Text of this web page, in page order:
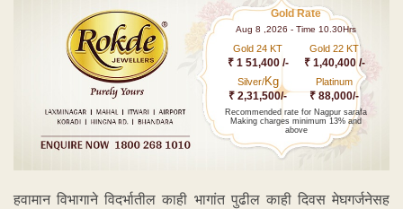
Gold Rate
Aug 8 ,2026 - Time 10.30Hrs
Gold 24 KT
₹ 1 51,400 /-
Gold 22 KT
₹ 1,40,400 /-
Silver/Kg
₹ 2,31,500/-
Platinum
₹ 88,000/-
Recommended rate for Nagpur sarafa
Making charges minimum 13% and
above
हवामान विभागाने विदर्भातील काही भागांत पुढील काही दिवस मेघगर्जनेसह